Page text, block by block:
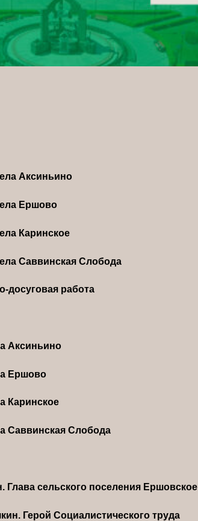
Аксиньино
Ершово
Каринское
Саввинская Слобода
досуговая работа
Аксиньино
Ершово
Каринское
Саввинская Слобода
Глава сельского поселения Ершовское
Герой Социалистического труда